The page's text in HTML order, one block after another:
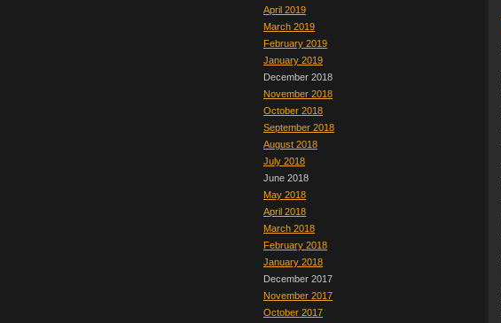
April 2019
March 2019
February 2019
January 2019
December 2018
November 2018
October 2018
September 2018
August 2018
July 2018
June 2018
May 2018
April 2018
March 2018
February 2018
January 2018
December 2017
November 2017
October 2017